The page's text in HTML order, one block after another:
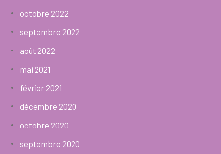
octobre 2022
septembre 2022
août 2022
mai 2021
février 2021
décembre 2020
octobre 2020
septembre 2020